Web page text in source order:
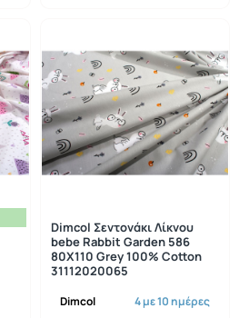
Dimcol 4 με 10 ημέρες
Dimcol Σεντονάκι Λίκνου
bebe Rabbit Garden 586
80X110 Grey 100% Cotton
31112020065